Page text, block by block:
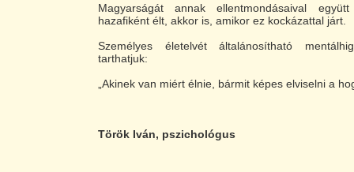
Magyarságát annak ellentmondásaival
hazafiként élt, akkor is, amikor ez kockázattal járt.
Személyes életelvét általánosítható
tarthatjuk:
„Akinek van miért élnie, bármit képes elviselni a
Török Iván, pszichológus